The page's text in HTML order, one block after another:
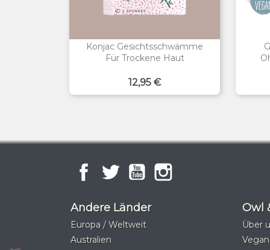
Konjac Gesichtsschwämme
Für Trockene Haut
Preis
12,95 €
FacebookTwitterYouTube
Andere Länder
Europa / Weltweit
Australien
Owl
Über